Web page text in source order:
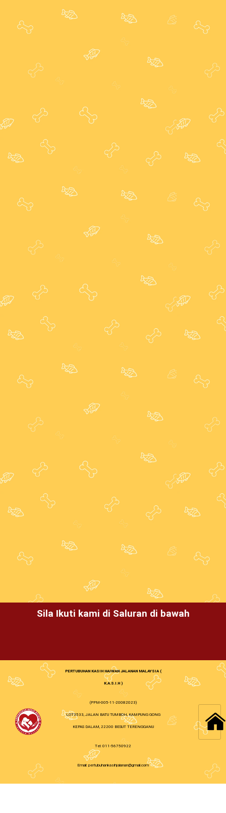
Sila Ikuti kami di Saluran di bawah
PERTUBUHAN KASIH HAIWAN JALANAN MALAYSIA (
K.A.S.I.H )
(PPM-005-11-20082023)
LOT3533, JALAN BATU TUMBOH, KAMPUNG GONG
KEPAS DALAM, 22200 BESUT TERENGGANU
Tel: 011-56750922
Email: pertubuhankasihjalanan@gmail.com